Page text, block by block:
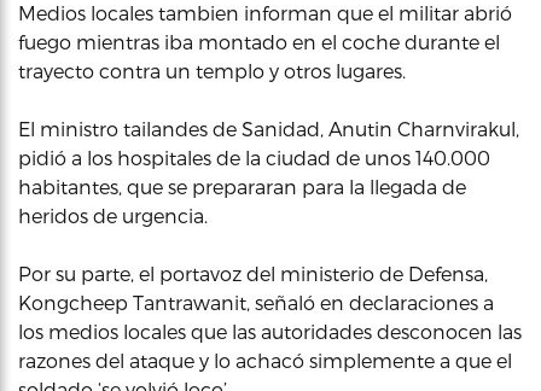
Medios locales tambien informan que el militar abrió
fuego mientras iba montado en el coche durante el
trayecto contra un templo y otros lugares.
El ministro tailandes de Sanidad, Anutin Charnvirakul,
pidió a los hospitales de la ciudad de unos 140.000
habitantes, que se prepararan para la llegada de
heridos de urgencia.
Por su parte, el portavoz del ministerio de Defensa,
Kongcheep Tantrawanit, señaló en declaraciones a
los medios locales que las autoridades desconocen las
razones del ataque y lo achacó simplemente a que el